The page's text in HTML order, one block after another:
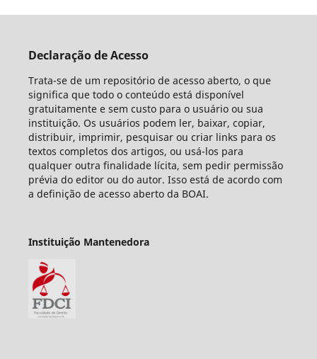
Declaração de Acesso
Trata-se de um repositório de acesso aberto, o que
significa que todo o conteúdo está disponível
gratuitamente e sem custo para o usuário ou sua
instituição. Os usuários podem ler, baixar, copiar,
distribuir, imprimir, pesquisar ou criar links para os
textos completos dos artigos, ou usá-los para
qualquer outra finalidade lícita, sem pedir permissão
prévia do editor ou do autor. Isso está de acordo com
a definição de acesso aberto da BOAI.
Instituição Mantenedora